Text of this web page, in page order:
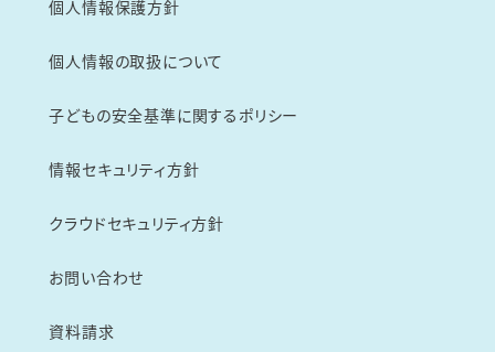
個人情報保護方針
個人情報の取扱について
子どもの安全基準に関するポリシー
情報セキュリティ方針
クラウドセキュリティ方針
お問い合わせ
資料請求